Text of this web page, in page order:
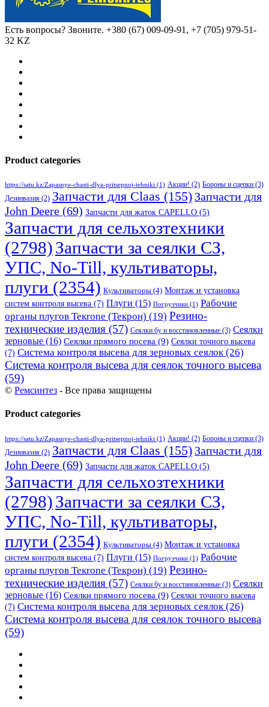
Есть вопросы? Звоните. +380 (67) 009-09-91, +7 (705) 979-51-
32 KZ
Product categories
https://satu.kz/Zapasnye-chasti-dlya-pritsepnoj-tehniki (1) Акции! (2) Бороны и сцепки (3)
Дезинвазия (2) Запчасти для Claas (155) Запчасти для
John Deere (69) Запчасти для жаток CAPELLO (5)
Запчасти для сельхозтехники
(2798)Запчасти за сеялки СЗ,
УПС, No-Till, культиваторы,
плуги (2354) Культиваторы (4) Монтаж и установка
систем контроля высева (7) Плуги (15) Погрузчики (1) Рабочие
органы плугов Текrоne (Текрон) (19) Резино-
технические изделия (57) Сеялки бу и восстановленные (3) Сеялки
зерновые (16) Сеялки прямого посева (9) Сеялки точного высева
(7) Система контроля высева для зерновых сеялок(26)
Система контроля высева для сеялок точного высева
(59)
© Ремсинтез - Все права защищены
Product categories
https://satu.kz/Zapasnye-chasti-dlya-pritsepnoj-tehniki (1) Акции! (2) Бороны и сцепки (3)
Дезинвазия (2) Запчасти для Claas (155) Запчасти для
John Deere (69) Запчасти для жаток CAPELLO (5)
Запчасти для сельхозтехники
(2798)Запчасти за сеялки СЗ,
УПС, No-Till, культиваторы,
плуги (2354) Культиваторы (4) Монтаж и установка
систем контроля высева (7) Плуги (15) Погрузчики (1) Рабочие
органы плугов Текrоne (Текрон) (19) Резино-
технические изделия (57) Сеялки бу и восстановленные (3) Сеялки
зерновые (16) Сеялки прямого посева (9) Сеялки точного высева
(7) Система контроля высева для зерновых сеялок (26)
Система контроля высева для сеялок точного высева
(59)